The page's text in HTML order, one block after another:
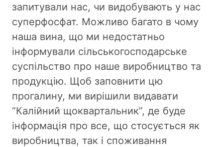
запитували нас, чи видобувають у нас
суперфосфат. Можливо багато в чому
наша вина, що ми недостатньо
інформували сільськогосподарське
суспільство про наше виробництво та
продукцію. Щоб заповнити цю
прогалину, ми вирішили видавати
“Калійний щоквартальник”, де буде
інформація про все, що стосується як
виробництва, так і споживання